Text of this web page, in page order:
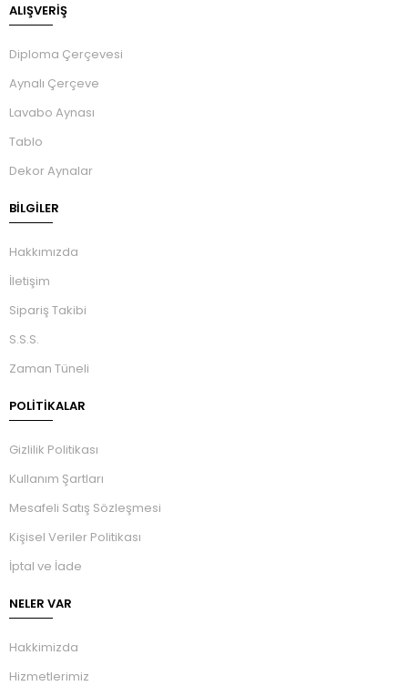
ALIŞVERİŞ
Diploma Çerçevesi
Aynalı Çerçeve
Lavabo Aynası
Tablo
Dekor Aynalar
BILGILER
Hakkımızda
İletişim
Sipariş Takibi
S.S.S.
Zaman Tüneli
POLİTİKALAR
Gizlilik Politikası
Kullanım Şartları
Mesafeli Satış Sözleşmesi
Kişisel Veriler Politikası
İptal ve İade
NELER VAR
Hakkimizda
Hizmetlerimiz